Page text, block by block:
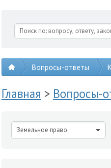
Вопросы-ответы
Главная > Вопросы-
Земельное право